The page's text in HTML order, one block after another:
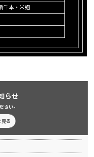
千本・米麹
らせ
さい-
見る